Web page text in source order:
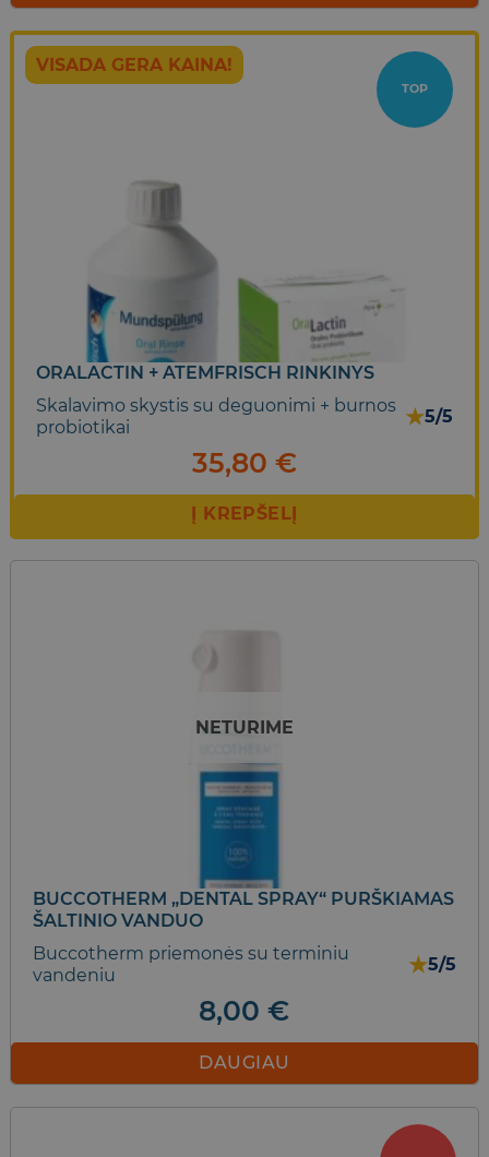
VISADA GERA KAINA!
TOP
ORALACTIN + ATEMFRISCH RINKINYS
Skalavimo skystis su deguonimi + burnos
probiotikai
★5/5
35,80 €
Į KREPŠELĮ
NETURIME
BUCCOTHERM „DENTAL SPRAY“ PURŠKIAMAS
ŠALTINIO VANDUO
Buccotherm priemonės su terminiu
vandeniu
★5/5
8,00€
DAUGIAU